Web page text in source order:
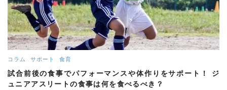
コラム サポート 食育
試合前後の食事でパフォーマンスや体作りをサポート！ ジ
ュニアアスリートの食事は何を食べるべき？